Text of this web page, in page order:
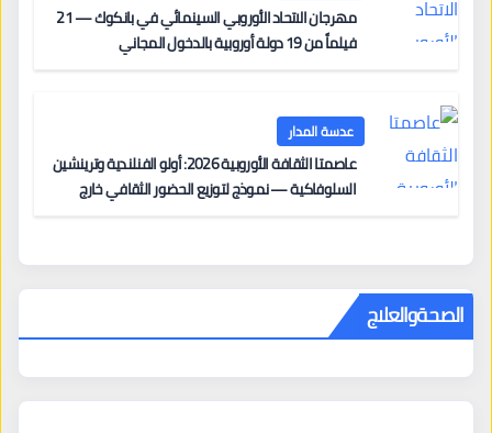
مهرجان الاتحاد الأوروبي السينمائي في بانكوك — 21
فيلماً من 19 دولة أوروبية بالدخول المجاني
عدسة المدار
عاصمتا الثقافة الأوروبية 2026: أولو الفنلندية وترينشين
السلوفاكية — نموذج لتوزيع الحضور الثقافي خارج
الصحةوالعلاج